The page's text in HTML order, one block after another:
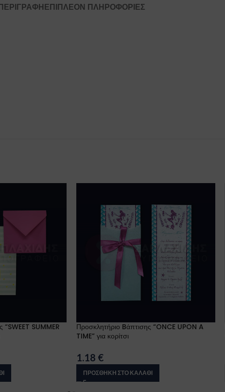
ΕΠΙΠΛΈΟΝ ΠΛΗΡΟΦΟΡΊΕΣ
“SWEET SUMMER
Προσκλητήριο Bάπτισης “ONCE UPON A
TIME” για κορίτσι
1.18 €
ΠΡΟΣΘΉΚΗ ΣΤΟ ΚΑΛΆΘΙ